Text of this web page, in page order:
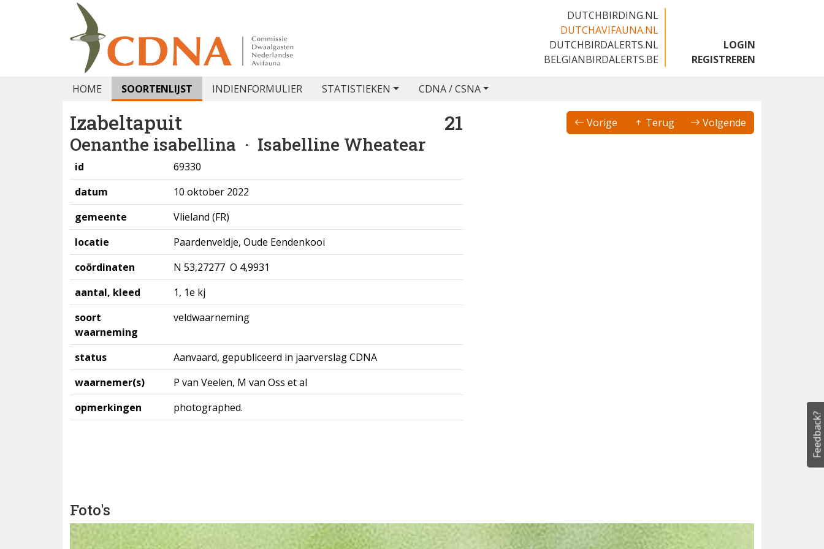
DUTCHBIRDING.NL
DUTCHAVIFAUNA.NL
DUTCHBIRDALERTS.NL
BELGIANBIRDALERTS.BE
LOGIN
REGISTREREN
HOME SOORTENLIJST INDIENFORMULIER STATISTIEKEN CDNA / CSNA
Izabeltapuit 21
Oenanthe isabellina · Isabelline Wheatear
Vorige Terug Volgende
id
69330
datum
10 oktober 2022
gemeente
Vlieland (FR)
locatie
Paardenveldje, Oude Eendenkooi
coördinaten
N 53,27277 O 4,9931
aantal, kleed
1, 1e kj
soort
waarneming
veldwaarneming
status
Aanvaard, gepubliceerd in jaarverslag CDNA
waarnemer(s)
P van Veelen, M van Oss et al
opmerkingen
photographed.
Foto's
Feedback?